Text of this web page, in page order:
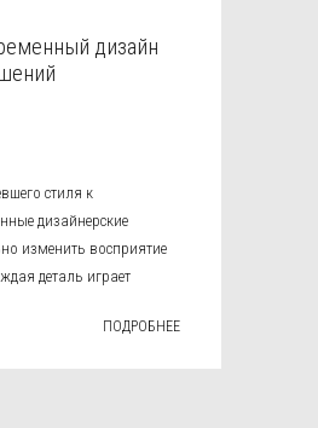
дизайн
стиля к
дизайнерские
изменить восприятие
деталь играет
ПОДРОБНЕЕ